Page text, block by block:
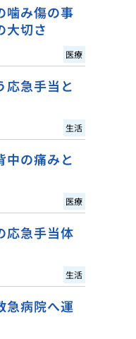
噛み傷の事
大切さ
医療
応急手当と
生活
中の痛みと
医療
応急手当体
生活
急病院へ運